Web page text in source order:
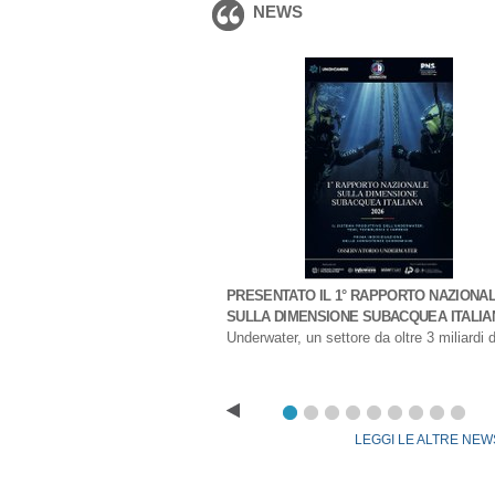
NEWS
PRESENTATO IL 1° RAPPORTO
SULLA DIMENSIONE SUBACQUEA
Underwater, un settore da oltre 3 miliardi
LEGGI LE ALTRE